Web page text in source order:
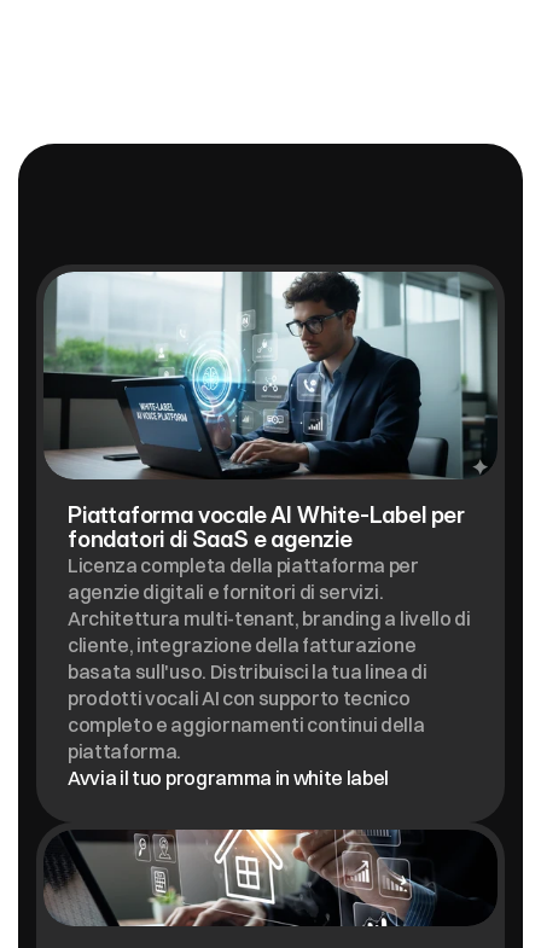
ILSETTORE
Piattaforma vocale AI White-Label per
fondatori di SaaS e agenzie
Licenza completa della piattaforma per
agenzie digitali e fornitori di servizi.
Architettura multi-tenant, branding a livello di
cliente, integrazione della fatturazione
basata sull'uso. Distribuisci la tua linea di
prodotti vocali AI con supporto tecnico
completo e aggiornamenti continui della
piattaforma.
Avvia il tuo programma in white label